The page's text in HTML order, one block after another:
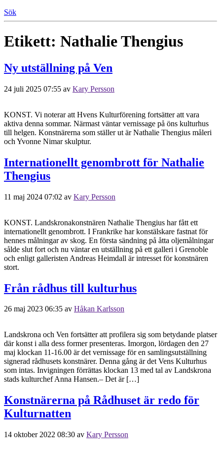
Sök
Etikett: Nathalie Thengius
Ny utställning på Ven
24 juli 2025 07:55 av Kary Persson
KONST. Vi noterar att Hvens Kulturförening fortsätter att vara
aktiva denna sommar. Närmast väntar vernissage på öns kulturhus
till helgen. Konstnärerna som ställer ut är Nathalie Thengius måleri
och Yvonne Nimar skulptur.
Internationellt genombrott för Nathalie
Thengius
11 maj 2024 07:02 av Kary Persson
KONST. Landskronakonstnären Nathalie Thengius har fått ett
internationellt genombrott. I Frankrike har konstälskare fastnat för
hennes målningar av skog. En första sändning på åtta oljemålningar
sålde slut fort och nu väntar en utställning på ett galleri i Grenoble
och enligt galleristen Andreas Heimdall är intresset för konstnären
stort.
Från rådhus till kulturhus
26 maj 2023 06:35 av Håkan Karlsson
Landskrona och Ven fortsätter att profilera sig som betydande platser
där konst i alla dess former presenteras. Imorgon, lördagen den 27
maj klockan 11-16.00 är det vernissage för en samlingsutställning
signerad rådhusets konstnärer. Denna gång är det Vens Kulturhus
som intas. Invigningen förrättas klockan 13 med tal av Landskrona
stads kulturchef Anna Hansen.– Det är […]
Konstnärerna på Rådhuset är redo för
Kulturnatten
14 oktober 2022 08:30 av Kary Persson